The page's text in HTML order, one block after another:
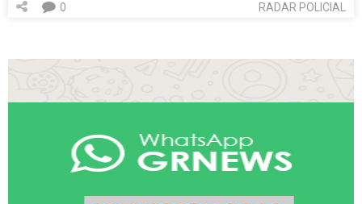
RADAR POLICIAL
0